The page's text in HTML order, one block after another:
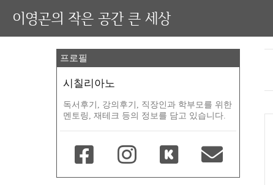
이영곤의 작은 공간 큰 세상
프로필
시칠리아노
독서후기, 강의후기, 직장인과 학부모를 위한
멘토링, 재테크 등의 정보를 담고 있습니다.